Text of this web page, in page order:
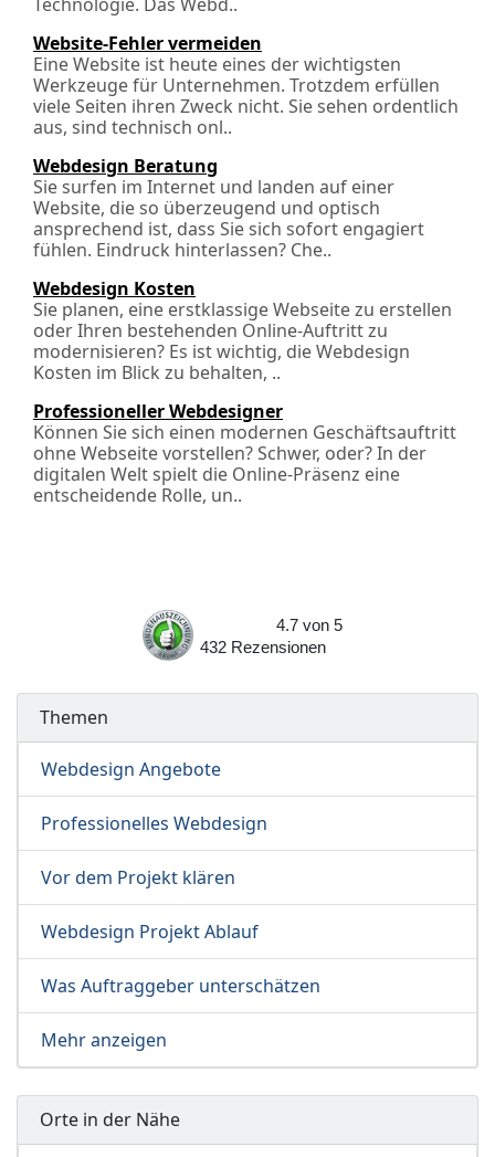
Website-Fehler vermeiden
Eine Website ist heute eines der wichtigsten
Werkzeuge für Unternehmen. Trotzdem erfüllen
viele Seiten ihren Zweck nicht. Sie sehen ordentlich
aus, sind technisch onl..
Webdesign Beratung
Sie surfen im Internet und landen auf einer
Website, die so überzeugend und optisch
ansprechend ist, dass Sie sich sofort engagiert
fühlen. Eindruck hinterlassen? Che..
Webdesign Kosten
Sie planen, eine erstklassige Webseite zu erstellen
oder Ihren bestehenden Online-Auftritt zu
modernisieren? Es ist wichtig, die Webdesign
Kosten im Blick zu behalten, ..
Professioneller Webdesigner
Können Sie sich einen modernen Geschäftsauftritt
ohne Webseite vorstellen? Schwer, oder? In der
digitalen Welt spielt die Online-Präsenz eine
entscheidende Rolle, un..
4.7 von 5
432
Rezensionen
Themen
Webdesign Angebote
Professionelles Webdesign
Vor dem Projekt klären
Webdesign Projekt Ablauf
Was Auftraggeber unterschätzen
Mehr anzeigen
Orte in der Nähe